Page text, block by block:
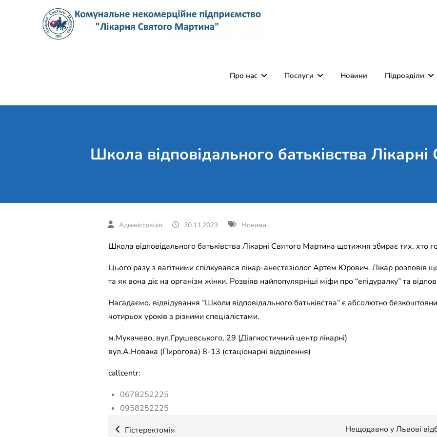
Про нас Послуги Новини Підрозділи
Школа відповідального батьківства
30.11.2023 Новини
Школа відповідального батьківства Лікарні Святого Мартина щотижня збирає тих, хто
Цього разу з вагітними спілкувався лікар-анестезіолог Артем Юрович. Лікар розповів
та як вона діє на організм жінки. Розвіяв найпопулярніші міфи про “епідуралку” та
Нагадаємо, відвідування “Школи відповідального батьківства” є абсолютно
чотирьох уроків з різними спеціалістами.
м.Мукачево, вул.Грушевського, 29 (Діагностичний центр лікарні)
вул.А.Новака (Пирогова) 8-13 (стаціонарні відділення)
callcentr:
0678252225
0958252225
Гістеректомія Нещодавно у Львові